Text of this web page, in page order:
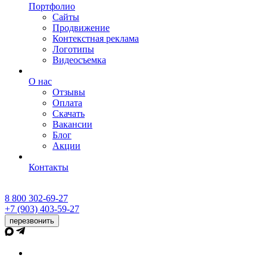
Портфолио
Сайты
Продвижение
Контекстная реклама
Логотипы
Видеосъемка
О нас
Отзывы
Оплата
Скачать
Вакансии
Блог
Акции
Контакты
8 800 302-69-27
+7 (903) 403-59-27
перезвонить